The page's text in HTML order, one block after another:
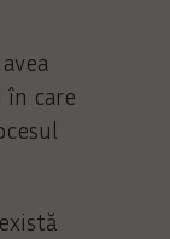
în care